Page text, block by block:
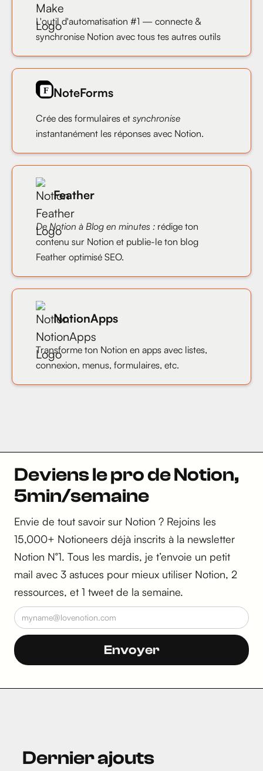
L'outil d'automatisation #1 — connecte &
synchronise Notion avec tous tes autres outils
NoteForms
Crée des formulaires et synchronise
instantanément les réponses avec Notion.
Feather
De Notion à Blog en minutes : rédige ton
contenu sur Notion et publie-le ton blog
Feather optimisé SEO.
NotionApps
Transforme ton Notion en apps avec listes,
connexion, menus, formulaires, etc.
Deviens le pro de Notion,
5min/semaine
Envie de tout savoir sur Notion ? Rejoins les
15,000+ Notioneers déjà inscrits à la newsletter
Notion N°1. Tous les mardis, je t’envoie un petit
mail avec 3 astuces pour mieux utiliser Notion, 2
ressources, et 1 tweet de la semaine.
Dernier ajouts